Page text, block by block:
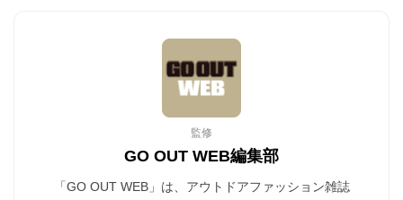
監修
GO OUT WEB編集部
「GO OUT WEB」は、アウトドアファッション雑誌